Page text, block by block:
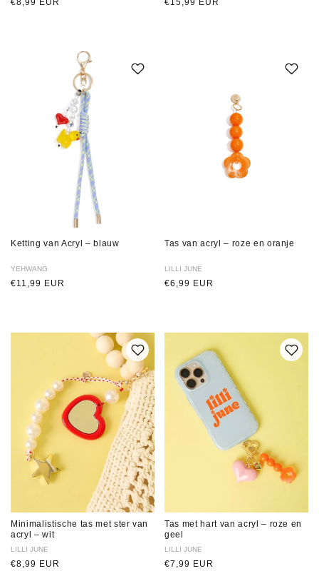
Normale
€8,99 EUR
Normale
€15,99 EUR
Ketting van Acryl – blauw
Verkoper:
YEHWANG
Normale
€11,99 EUR
Tas van acryl – roze en oranje
Verkoper:
LILLI JUNE
Normale
€6,99 EUR
Minimalistische tas met ster van
acryl – wit
Verkoper:
LILLI JUNE
Normale
€8,99 EUR
Tas met hart van acryl – roze en
geel
Verkoper:
LILLI JUNE
Normale
€7,99 EUR